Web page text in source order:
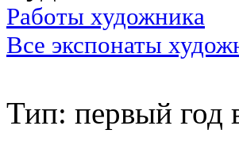
Работы художника
Все экспонаты
Тип: первый год